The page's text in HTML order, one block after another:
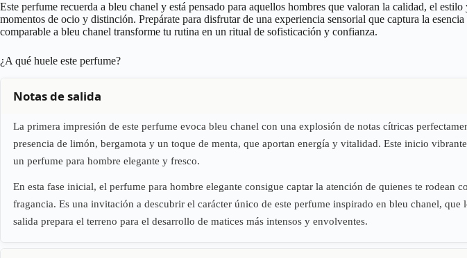
Este perfume recuerda a bleu chanel y está pensado para aquellos hombres que valoran la calidad, el
momentos de ocio y distinción. Prepárate para disfrutar de una experiencia sensorial que captura la
comparable a bleu chanel transforme tu rutina en un ritual de sofisticación y confianza.
¿A qué huele este perfume?
Notas de salida
La primera impresión de este perfume evoca bleu chanel con una explosión de notas cítricas
presencia de limón, bergamota y un toque de menta, que aportan energía y vitalidad. Este inicio
un perfume para hombre elegante y fresco.
En esta fase inicial, el perfume para hombre elegante consigue captar la atención de quienes te
fragancia. Es una invitación a descubrir el carácter único de este perfume inspirado en bleu chanel,
salida prepara el terreno para el desarrollo de matices más intensos y envolventes.